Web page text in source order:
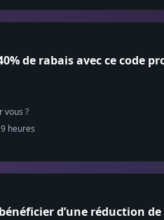
de rabais avec ce code
vous ?
heures
d’une réduction de